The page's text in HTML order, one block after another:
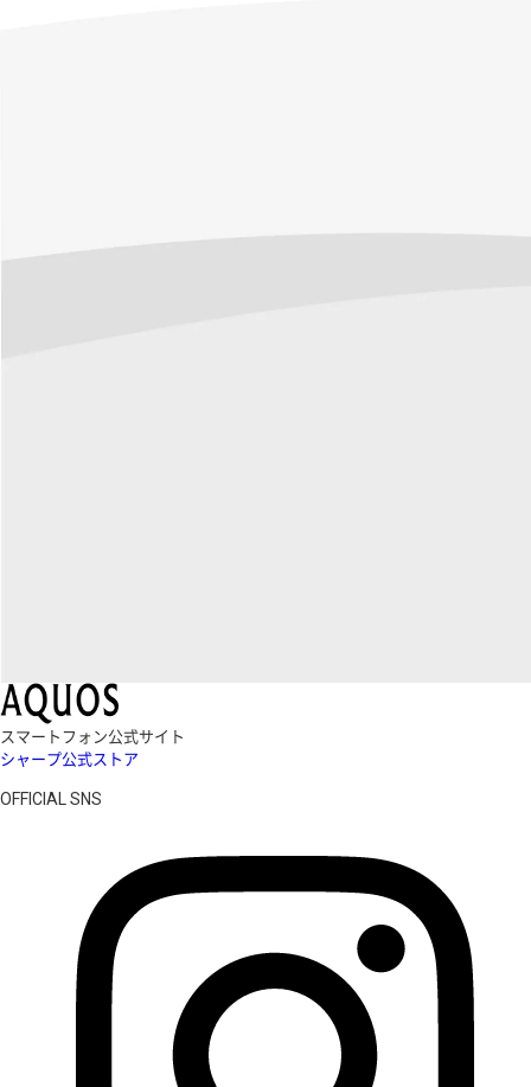
スマートフォン公式サイト
シャープ公式ストア
OFFICIAL SNS